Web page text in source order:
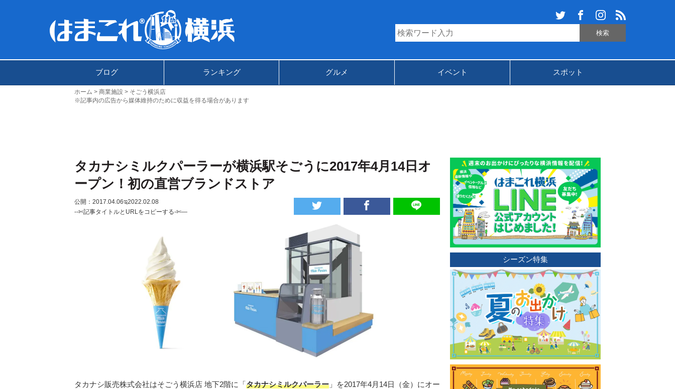
ブログ ランキング グルメ イベント スポット
ホーム 商業施設
そごう横浜店
※記事内の広告から媒体維持のために収益を得る場合があります
タカナシミルクパーラーが横浜駅そごうに2017年4月14日オ
ープン！初の直営ブランドストア
公開：2017.04.06ಇ2022.02.08
--✄記事タイトルとURLをコピーする-✄—
タカナシ販売株式会社はそごう横浜店 地下2階に「タカナシミルクパーラー 」を2017年4月14日（金）にオー
シーズン特集